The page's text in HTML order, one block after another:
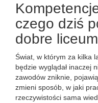
czego dziś
dobre liceum
Świat, w którym za kilka
będzie wyglądał inaczej
zawodów zniknie,
zmieni sposób, w jaki
rzeczywistości sama